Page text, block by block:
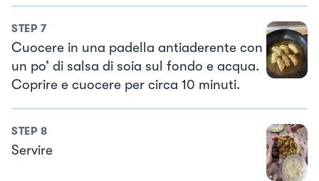
STEP 7
Cuocere in una padella antiaderente con
un po’ di salsa di soia sul fondo e acqua.
Coprire e cuocere per circa 10 minuti.
STEP 8
Servire